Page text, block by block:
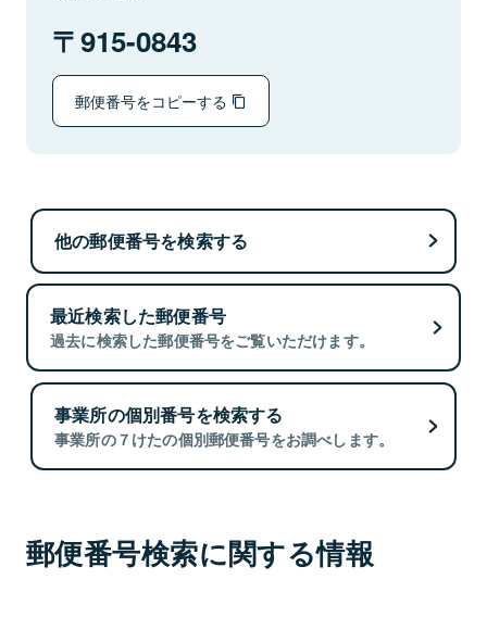
915-0843
郵便番号をコピーする
他の郵便番号を検索する
最近検索した郵便番号
過去に検索した郵便番号をご覧いただけます。
事業所の個別番号を検索する
事業所の７けたの個別郵便番号をお調べします。
郵便番号検索に関する情報